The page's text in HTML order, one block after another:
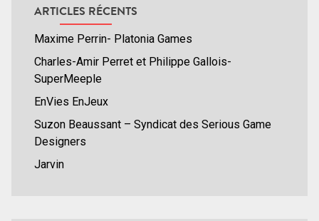
ARTICLES RÉCENTS
Maxime Perrin- Platonia Games
Charles-Amir Perret et Philippe Gallois-
SuperMeeple
EnVies EnJeux
Suzon Beaussant – Syndicat des Serious Game
Designers
Jarvin